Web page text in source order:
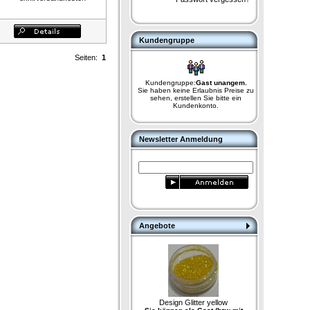
Seiten: 1
Kundengruppe
Kundengruppe:Gast unangem.
Sie haben keine Erlaubnis Preise zu
sehen, erstellen Sie bitte ein
Kundenkonto.
Newsletter Anmeldung
Angebote
Design Glitter yellow